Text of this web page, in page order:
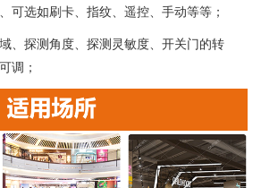
可选如刷卡、指纹、遥控、手动等等；
、探测角度、探测灵敏度、开关门的转
调；